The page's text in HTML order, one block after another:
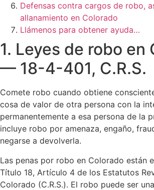
Defensas contra cargos de robo,
allanamiento en Colorado
Llámenos para obtener ayuda…
1. Leyes de robo en
— 18-4-401, C.R.S.
Comete robo cuando obtiene
cosa de valor de otra persona con la
permanentemente a esa persona de la
incluye robo por amenaza, engaño,
negarse a devolverla.
Las penas por robo en Colorado están
Título 18, Artículo 4 de los Estatutos
Colorado (C.R.S.). El robo puede ser